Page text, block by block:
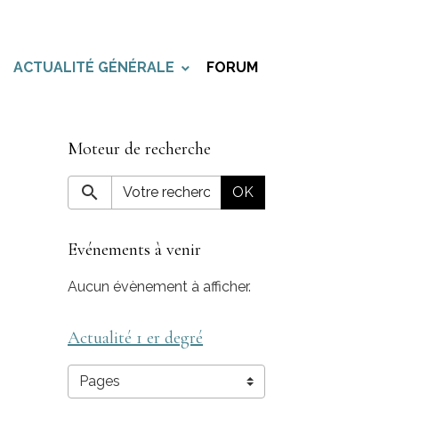
ACTUALITÉ GÉNÉRALE FORUM
Moteur de recherche
OK
Evénements à venir
Aucun évènement à afficher.
Actualité 1 er degré